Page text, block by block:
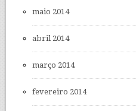
maio 2014
abril 2014
março 2014
fevereiro 2014